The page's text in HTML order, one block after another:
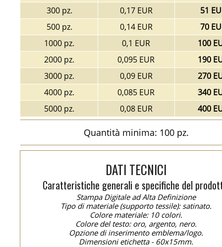
300 pz.
0,17 EUR
51
500 pz.
0,14 EUR
70
1000 pz.
0,1 EUR
100
2000 pz.
0,095 EUR
190
3000 pz.
0,09 EUR
270
4000 pz.
0,085 EUR
340
5000 pz.
0,08 EUR 400
Quantità minima: 100 pz.
DATI TECNICI
Caratteristiche generali e specifiche del
Stampa Digitale ad Alta Definizione
Tipo di materiale (supporto tessile): satinato.
Colore materiale: 10 colori.
Colore del testo: oro, argento, nero.
Opzione di inserimento emblema/logo.
Dimensioni etichetta - 60x15mm.